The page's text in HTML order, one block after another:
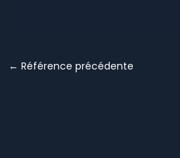
← Référence précédente